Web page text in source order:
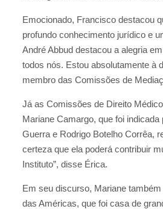
Emocionado, Francisco destacou
profundo conhecimento jurídico e
André Abbud destacou a alegria
todos nós. Estou absolutamente à
membro das Comissões de
Já as Comissões de Direito
Mariane Camargo, que foi
Guerra e Rodrigo Botelho Corrêa,
certeza que ela poderá contribuir
Instituto”, disse Érica.
Em seu discurso, Mariane
das Américas, que foi casa de